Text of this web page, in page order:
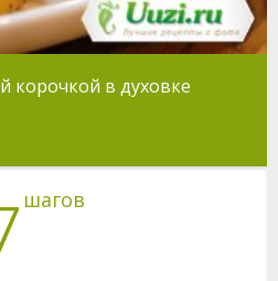
корочкой в духовке
шагов